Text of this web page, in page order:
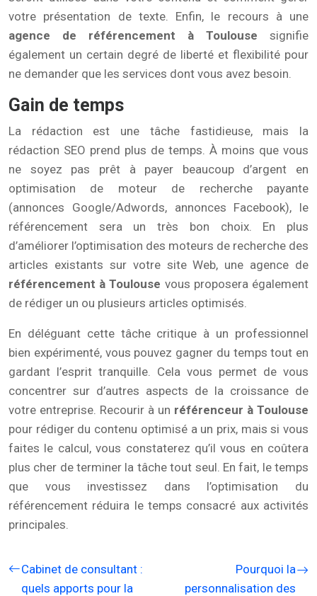
votre présentation de texte. Enfin, le recours à une
agence de référencement à Toulouse signifie
également un certain degré de liberté et flexibilité pour
ne demander que les services dont vous avez besoin.
Gain de temps
La rédaction est une tâche fastidieuse, mais la
rédaction SEO prend plus de temps. À moins que vous
ne soyez pas prêt à payer beaucoup d’argent en
optimisation de moteur de recherche payante
(annonces Google/Adwords, annonces Facebook), le
référencement sera un très bon choix. En plus
d’améliorer l’optimisation des moteurs de recherche des
articles existants sur votre site Web, une agence de
référencement à Toulouse vous proposera également
de rédiger un ou plusieurs articles optimisés.
En déléguant cette tâche critique à un professionnel
bien expérimenté, vous pouvez gagner du temps tout en
gardant l’esprit tranquille. Cela vous permet de vous
concentrer sur d’autres aspects de la croissance de
votre entreprise. Recourir à un référenceur à Toulouse
pour rédiger du contenu optimisé a un prix, mais si vous
faites le calcul, vous constaterez qu’il vous en coûtera
plus cher de terminer la tâche tout seul. En fait, le temps
que vous investissez dans l’optimisation du
référencement réduira le temps consacré aux activités
principales.
Cabinet de consultant :
quels apports pour la
Pourquoi la
personnalisation des